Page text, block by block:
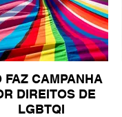
FAZ CAMPANHA
DIREITOS DE
LGBTQI